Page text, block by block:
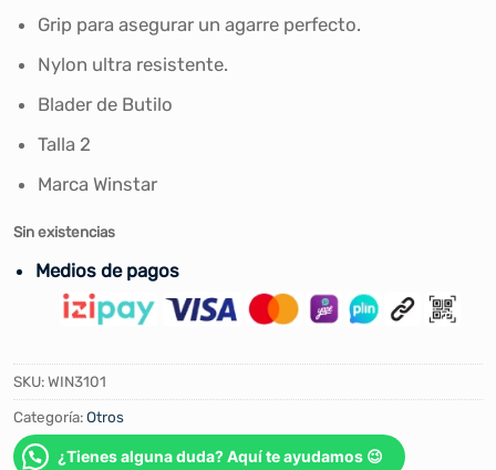
Grip para asegurar un agarre perfecto.
Nylon ultra resistente.
Blader de Butilo
Talla 2
Marca Winstar
Sin existencias
Medios de pagos
SKU:WIN3101
Categoría:Otros
¿Tienes alguna duda? Aquí te ayudamos 😉